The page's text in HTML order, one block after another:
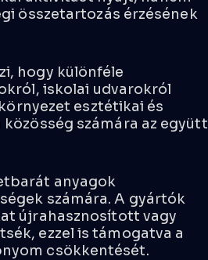
összetartozás érzésének
hogy különféle
iskolai udvarokról
esztétikai és
számára az együtt
anyagok
számára. A gyártók
újrahasznosított vagy
ezzel is támogatva a
csökkentését.